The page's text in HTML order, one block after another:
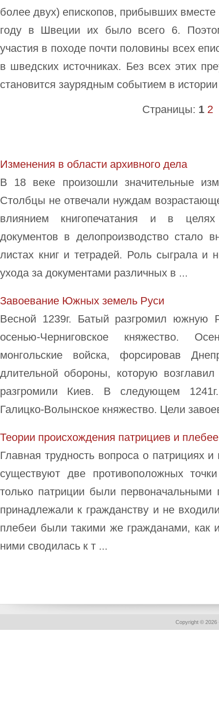
более двух) епископов, прибывших
году в Швеции их было всего 6.
участия в походе почти половины всех
в шведских источниках. Без всех этих
становится заурядным событием в
Страницы: 1 2
Изменения в области архивного дела
В 18 веке произошли значительные
Столбцы не отвечали нуждам
влиянием книгопечатания и в целях
документов в делопроизводство стало
листах книг и тетрадей. Роль сыграла и
ухода за документами различных в ...
Завоевание Южных земель Руси
Весной 1239г. Батый разгромил южную
осенью-Черниговское княжество.
монгольские войска, форсировав
длительной обороны, которую
разгромили Киев. В следующем
Галицко-Волынское княжество. Цели
Теории происхождения патрициев и
Главная трудность вопроса о патрициях
существуют две противоположных
только патриции были
принадлежали к гражданству и не
плебеи были такими же гражданами, как
ними сводилась к т ...
Copyright © 2026